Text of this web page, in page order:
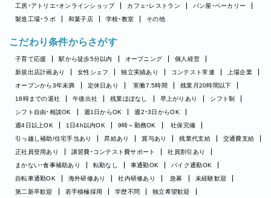
工房・アトリエ・オンラインショップ
カフェ・レストラン
パン屋・ベーカリー
製造工場・ラボ
和菓子店 学校・教室 その他
こだわり条件からさがす
子育て応援 駅から徒歩5分以内 オープニング
個人経営
新規出店計画あり
女性シェフ 独立実績あり コンテスト常連
上場企業
オープンから3年未満
定休日あり 実働7.5時間
残業月20時間以下
18時までの退社
午後出社 残業ほぼなし 早上がりあり
シフト制
シフト自由・相談OK
週1日からOK
週2・3日からOK
週4日以上OK
1日4h以内OK 9時～勤務OK
社保完備
引っ越し補助/住宅手当あり
昇給あり 賞与あり 残業代支給
交通費支給
正社員登用あり
講習費・コンテスト費サポート
社員割引あり
まかない・食事補助あり
転勤なし 車通勤OK
バイク通勤OK
自転車通勤OK
海外研修あり 社内研修あり 急募
未経験歓迎
第二新卒歓迎
若手積極採用 学歴不問
独立希望歓迎